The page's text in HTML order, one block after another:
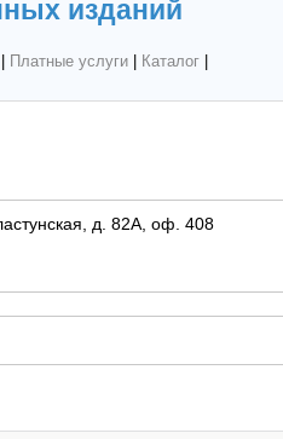
изданий
Платные услуги| Каталог|
д. 82А, оф. 408